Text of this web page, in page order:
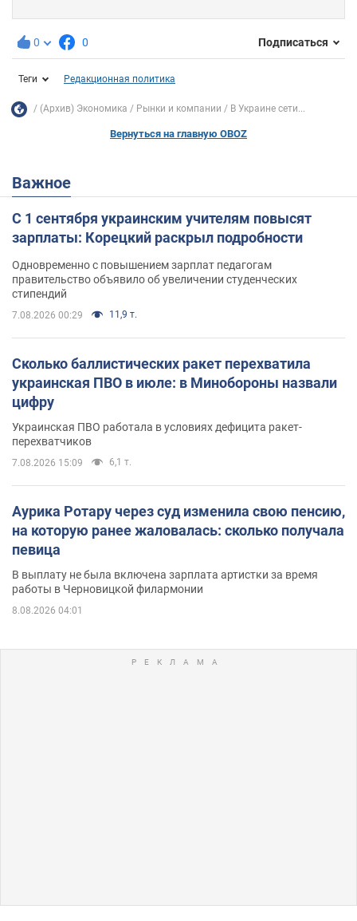
0 0 Подписаться
Теги Редакционная политика
(Архив) Экономика Рынки и компании В Украине сети...
Вернуться на главную OBOZ
Важное
С 1 сентября украинским учителям повысят
зарплаты: Корецкий раскрыл подробности
Одновременно с повышением зарплат педагогам
правительство объявило об увеличении студенческих
стипендий
7.08.2026 00:29 11,9 т.
Сколько баллистических ракет перехватила
украинская ПВО в июле: в Минобороны назвали
цифру
Украинская ПВО работала в условиях дефицита ракет-
перехватчиков
7.08.2026 15:09 6,1 т.
Аурика Ротару через суд изменила свою пенсию,
на которую ранее жаловалась: сколько получала
певица
В выплату не была включена зарплата артистки за время
работы в Черновицкой филармонии
8.08.2026 04:01